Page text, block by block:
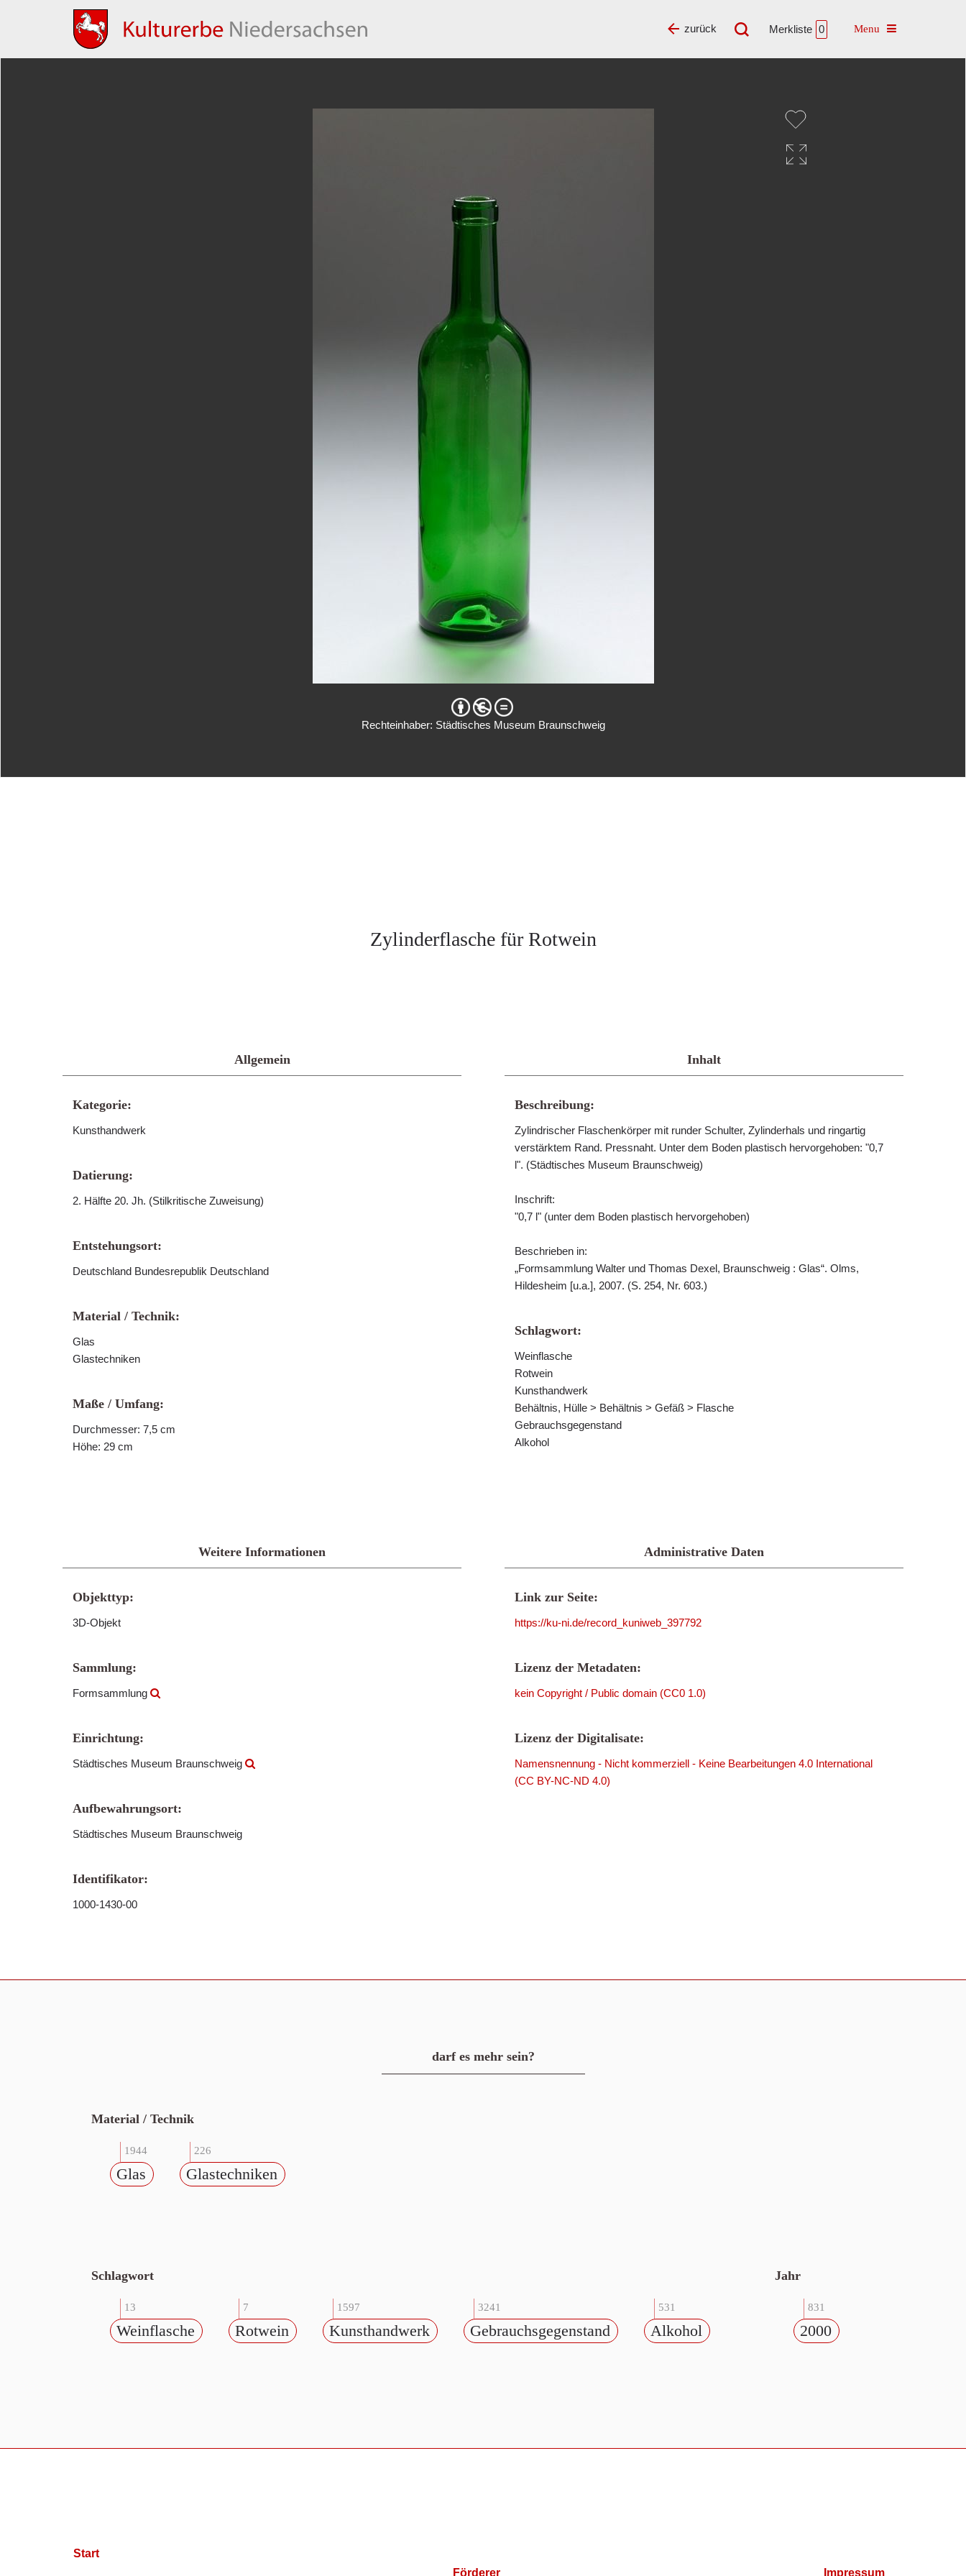
Merkliste 0 Toggle navigation
zurück
Rechteinhaber: Städtisches Museum Braunschweig
Zylinderflasche für Rotwein
Allgemein
Kategorie:
Kunsthandwerk
Datierung:
2. Hälfte 20. Jh. (Stilkritische Zuweisung)
Entstehungsort:
Deutschland Bundesrepublik Deutschland
Material / Technik:
Glas
Glastechniken
Maße / Umfang:
Durchmesser: 7,5 cm
Höhe: 29 cm
Inhalt
Beschreibung:
Zylindrischer Flaschenkörper mit runder Schulter, Zylinderhals und ringartig
verstärktem Rand. Pressnaht. Unter dem Boden plastisch hervorgehoben: "0,7
l". (Städtisches Museum Braunschweig)
Inschrift:
"0,7 l" (unter dem Boden plastisch hervorgehoben)
Beschrieben in:
„Formsammlung Walter und Thomas Dexel, Braunschweig : Glas“. Olms,
Hildesheim [u.a.], 2007. (S. 254, Nr. 603.)
Schlagwort:
Weinflasche
Rotwein
Kunsthandwerk
Behältnis, Hülle > Behältnis > Gefäß > Flasche
Gebrauchsgegenstand
Alkohol
Weitere Informationen
Objekttyp:
3D-Objekt
Sammlung:
Formsammlung
Einrichtung:
Städtisches Museum Braunschweig
Aufbewahrungsort:
Städtisches Museum Braunschweig
Identifikator:
1000-1430-00
Administrative Daten
Link zur Seite:
https://ku-ni.de/record_kuniweb_397792
Lizenz der Metadaten:
kein Copyright / Public domain (CC0 1.0)
Lizenz der Digitalisate:
Namensnennung - Nicht kommerziell - Keine Bearbeitungen 4.0 International
(CC BY-NC-ND 4.0)
darf es mehr sein?
Material / Technik
1944
Glas
226
Glastechniken
Schlagwort
13
Weinflasche
7
Rotwein
1597
Kunsthandwerk
3241
Gebrauchsgegenstand
531
Alkohol
Jahr
831
2000
Start
Förderer
Impressum